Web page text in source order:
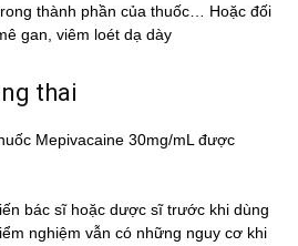
thành phần của thuốc… Hoặc đối
gan, viêm loét dạ dày
thai
Mepivacaine 30mg/mL được
bác sĩ hoặc dược sĩ trước khi dùng
nghiệm vẫn có những nguy cơ khi